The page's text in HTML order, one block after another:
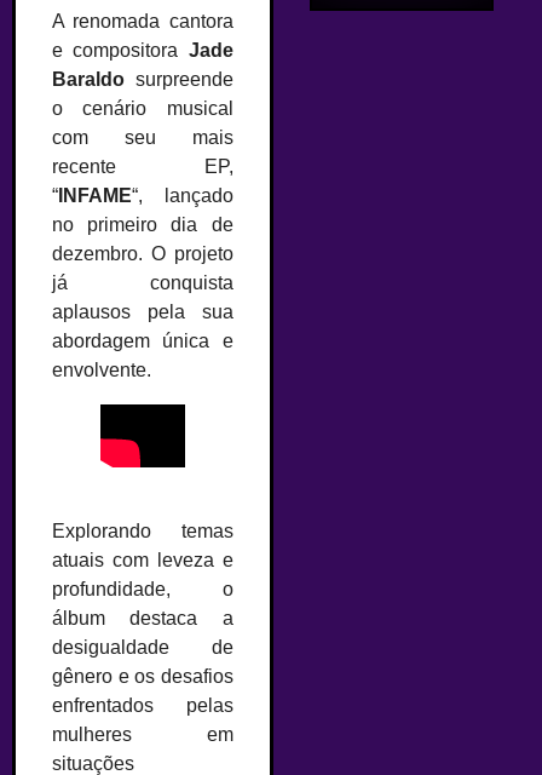
A renomada cantora
e compositora Jade
Baraldo surpreende
o cenário musical
com seu mais
recente EP,
“ INFAME“, lançado
no primeiro dia de
dezembro. O projeto
já conquista
aplausos pela sua
abordagem única e
envolvente.
Explorando temas
atuais com leveza e
profundidade, o
álbum destaca a
desigualdade de
gênero e os desafios
enfrentados pelas
mulheres em
situações